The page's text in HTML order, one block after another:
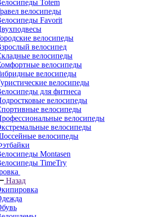
Totem
велосипеды
Favorit
велосипеды
велосипед
велосипеды
велосипеды
велосипеды
велосипеды
для фитнеса
велосипеды
велосипеды
велосипеды
велосипеды
велосипеды
Montasen
TimeTry
Назад